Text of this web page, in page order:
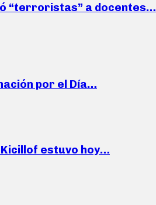
“terroristas” a docentes…
por el Día…
estuvo hoy…